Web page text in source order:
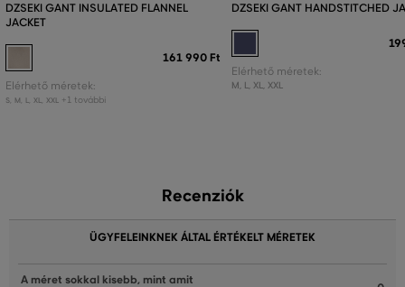
DZSEKI GANT INSULATED FLANNEL
JACKET
161 990 Ft
Elérhető méretek:
S M L XL XXL +1 további
DZSEKI GANT HANDSTITCHED
Elérhető méretek:
M, L, XL, XXL
Recenziók
ÜGYFELEINKNEK ÁLTAL ÉRTÉKELT MÉRETEK
A méret sokkal kisebb, mint amit